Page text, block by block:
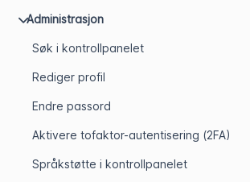
Administrasjon
Søk i kontrollpanelet
Rediger profil
Endre passord
Aktivere tofaktor-autentisering (2FA)
Språkstøtte i kontrollpanelet